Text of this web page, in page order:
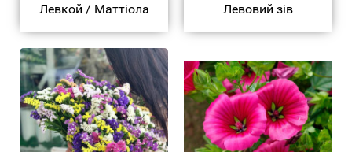
Левкой / Маттіола Левовий зів